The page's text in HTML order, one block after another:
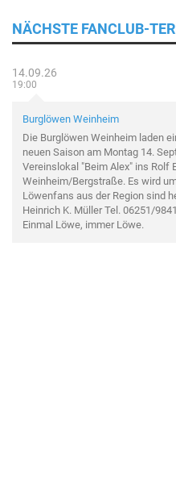
NÄCHSTE FANCLUB-
14.09.26
19:00
Burglöwen Weinheim
Die Burglöwen Weinheim laden
neuen Saison am Montag 14.
Vereinslokal "Beim Alex" ins Rolf
Weinheim/Bergstraße. Es wird
Löwenfans aus der Region sind
Heinrich K. Müller Tel. 06251/
Einmal Löwe, immer Löwe.